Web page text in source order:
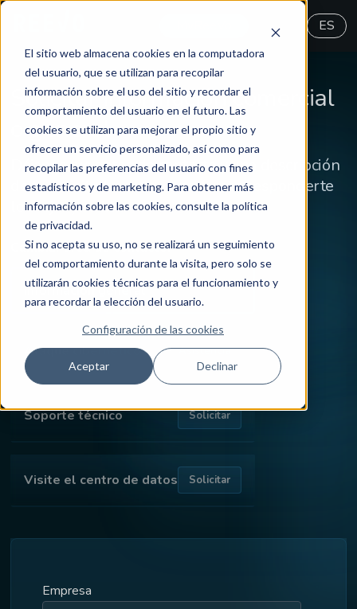
El sitio web almacena cookies en la computadora
del usuario, que se utilizan para recopilar
información sobre el uso del sitio y recordar el
comportamiento del usuario en el futuro. Las
cookies se utilizan para mejorar el propio sitio y
ofrecer un servicio personalizado, así como para
recopilar las preferencias del usuario con fines
estadísticos y de marketing. Para obtener más
información sobre las cookies, consulte la política
de privacidad.
Si no acepta su uso, no se realizará un seguimiento
del comportamiento durante la visita, pero solo se
utilizarán cookies técnicas para el funcionamiento y
para recordar la elección del usuario.
Configuración de las cookies
Aceptar Declinar
ES
Solicitar información comercial
o general
Déjanos tus datos de contacto y una descripción
de tu solicitud, para que podamos responderte
lo mejor posible.
Cambiar área de contacto:
Información general
Ataque cibernético Asistencia
Soporte técnico Solicitar
Visite el centro de datos Solicitar
Empresa